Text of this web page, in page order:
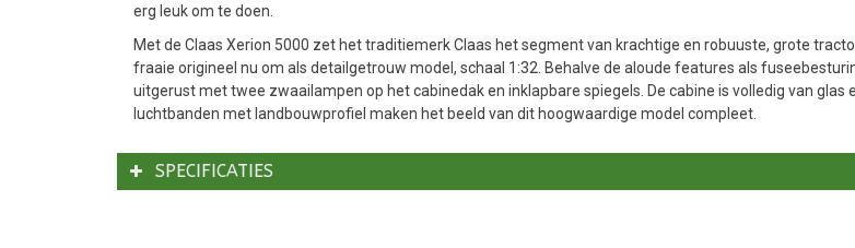
erg leuk om te doen.
Met de Claas Xerion 5000 zet het traditiemerk Claas het segment van krachtige en robuuste, grote
fraaie origineel nu om als detailgetrouw model, schaal 1:32. Behalve de aloude features als
uitgerust met twee zwaailampen op het cabinedak en inklapbare spiegels. De cabine is volledig van
luchtbanden met landbouwprofiel maken het beeld van dit hoogwaardige model compleet.
SPECIFICATIES